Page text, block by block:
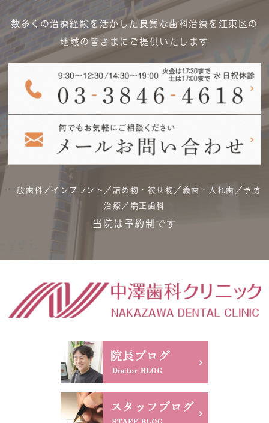
数多くの治療経験を活かした良質な歯科治療を江東区の
地域の皆さまにご提供いたします
一般歯科／インプラント／詰め物・被せ物／義歯・入れ歯／予防
治療／矯正歯科
当院は予約制です